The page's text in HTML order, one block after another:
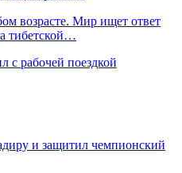
возрасте. Мир ищет ответ
тибетской…
с рабочей поездкой
и защитил чемпионский